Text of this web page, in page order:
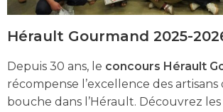
Hérault Gourmand 2025-
Depuis 30 ans, le concours Hérault
récompense l’excellence des artisans
bouche dans l’Hérault. Découvrez